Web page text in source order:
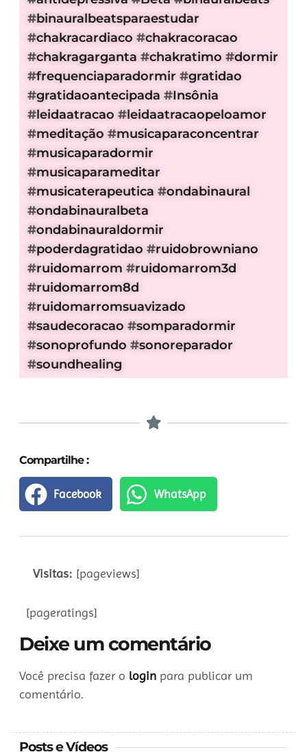
#binauralbeatsparaestudar
#chakracardiaco #chakracoracao
#chakragarganta #chakratimo #dormir
#frequenciaparadormir #gratidao
#gratidaoantecipada #Insônia
#leidaatracao #leidaatracaopeloamor
#meditação #musicaparaconcentrar
#musicaparadormir
#musicaparameditar
#musicaterapeutica #ondabinaural
#ondabinauralbeta
#ondabinauraldormir
#poderdagratidao #ruidobrowniano
#ruidomarrom #ruidomarrom3d
#ruidomarrom8d
#ruidomarromsuavizado
#saudecoracao #somparadormir
#sonoprofundo #sonoreparador
#soundhealing
Compartilhe :
Facebook WhatsApp
Visitas: [pageviews]
[pageratings]
Deixe um comentário
Você precisa fazer o login para publicar um
comentário.
Posts e Vídeos